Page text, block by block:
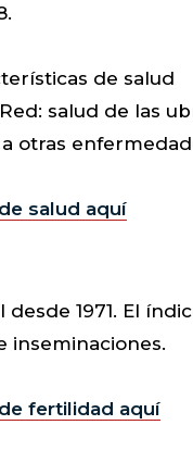
de salud
salud de las
otras
salud aquí
1971. El
inseminaciones.
fertilidad aquí